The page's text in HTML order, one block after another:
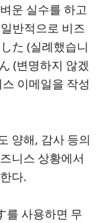
운 실수를 하고
반적으로 비즈
た (실례했습니
(변명하지 않겠
이메일을 작성
양해, 감사 등의
니스 상황에서
다.
를 사용하면 무